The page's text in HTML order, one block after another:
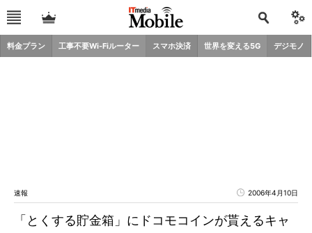
料金プラン 工事不要Wi-Fiルーター スマホ決済 世界を変える5G デジモノ
速報 2006年4月10日
「とくする貯金箱」にドコモコインが貰えるキャ